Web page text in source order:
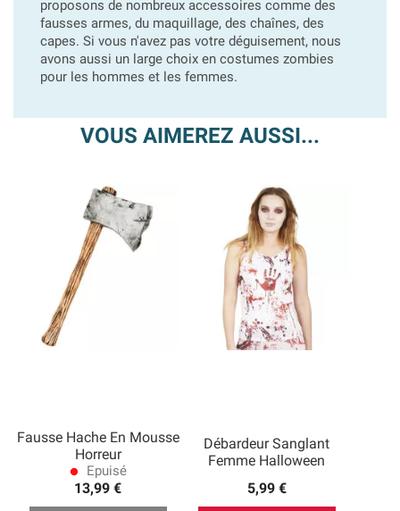
proposons de nombreux accessoires comme des
fausses armes, du maquillage, des chaînes, des
capes. Si vous n'avez pas votre déguisement, nous
avons aussi un large choix en costumes zombies
pour les hommes et les femmes.
VOUS AIMEREZ AUSSI...
Fausse Hache En Mousse
Horreur
lens Epuisé
13,99 €
Débardeur Sanglant
Femme Halloween
5,99 €